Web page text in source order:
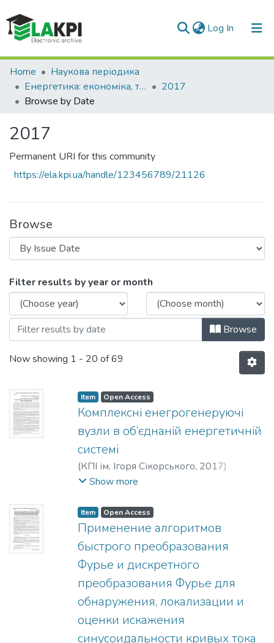
Log In (current)
Communities & Collections
All of DSpace
Home
Наукова періодика
Енергетика: економіка, технології, екологія
2017
Browse by Date
2017
Permanent URI for this community
https://ela.kpi.ua/handle/123456789/21126
Browse
Browsing 2017 by Issue Date
Filter results by year or month
Browse
Now showing 1 - 20 of 69
Item Open Access
Комплексні енегрогенеруючі
вузли в об’єднаній енергетичній
системі
(КПІ ім. Ігоря Сікорського, 2017)
Червоненко, Ігор Іванович
Владислав Сергійович
Христина Володимирівна;Chervonenko,
Ihor Ivanovych
Makhotilo, Kostiantyn
Volodymyrovych ;Kuleshov, Vladyslav
Serhiiovych ;Kuleshova, Khrystyna
Volodymyrivna;Червоненко, Игорь
Иванович;Махотило, Константин
Сергеевич;Кулешова, Кристина
Show more
Item Open Access
Применение алгоритмов
быстрого преобразования
Фурье и дискретного
преобразования Фурье для
обнаружения, локализации и
оценки искажения
синусоидальности кривых тока